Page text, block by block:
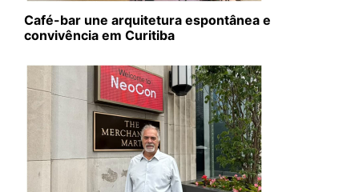
Café-bar une arquitetura espontânea e
convivência em Curitiba